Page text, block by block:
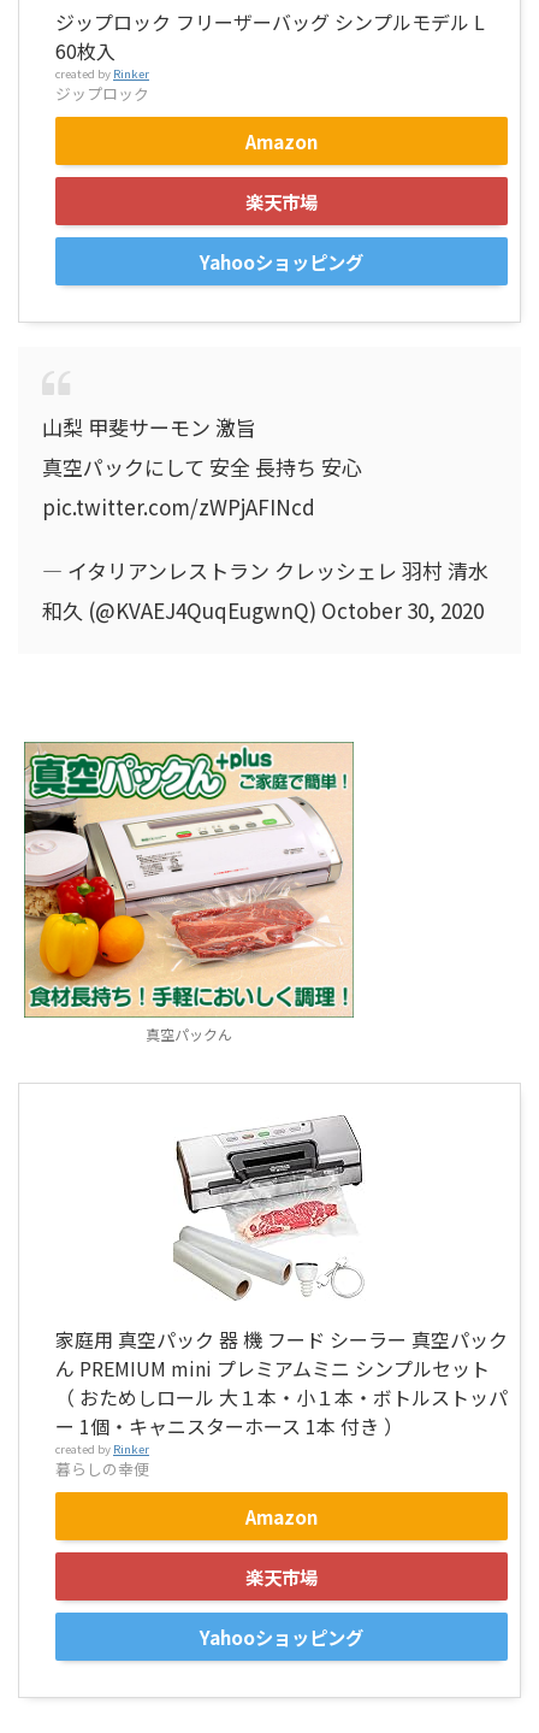
ジップロック フリーザーバッグ シンプルモデル L
60枚入
created by Rinker
ジップロック
Amazon
楽天市場
Yahooショッピング
山梨 甲斐サーモン 激旨
真空パックにして 安全 長持ち 安心
pic.twitter.com/zWPjAFINcd
— イタリアンレストラン クレッシェレ 羽村 清水
和久 (@KVAEJ4QuqEugwnQ) October 30, 2020
真空パックん
家庭用 真空パック 器 機 フード シーラー 真空パック
ん PREMIUM mini プレミアムミニ シンプルセット
（ おためしロール 大１本・小１本・ボトルストッパ
ー 1個・キャニスターホース 1本 付き ）
created by Rinker
暮らしの幸便
Amazon
楽天市場
Yahooショッピング